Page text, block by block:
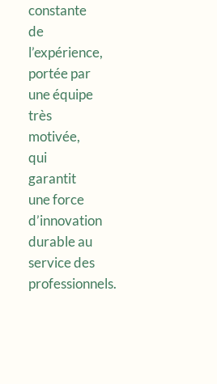
constante
de
l’expérience,
portée par
une équipe
très
motivée,
qui
garantit
une force
d’innovation
durable au
service des
professionnels.